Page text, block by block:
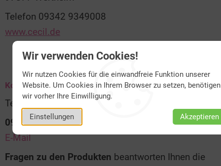
Wir verwenden Cookies!
Wir nutzen Cookies für die einwandfreie Funktion unserer
Website. Um Cookies in Ihrem Browser zu setzen, benötigen
wir vorher Ihre Einwilligung.
Einstellungen Akzeptieren
Telefon 09342 9349008
www.cecil.de
Kontakt
Technische Unterstützung und Beratung unter:
09342 301-490
E-Mail
Fragen zu den Produkten beantworten Ihnen die